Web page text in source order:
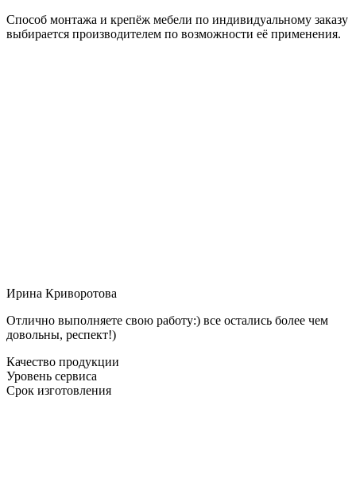
Способ монтажа и крепёж мебели по индивидуальному заказу
выбирается производителем по возможности её применения.
Ирина Криворотова
Отлично выполняете свою работу:) все остались более чем
довольны, респект!)
Качество продукции
Уровень сервиса
Срок изготовления